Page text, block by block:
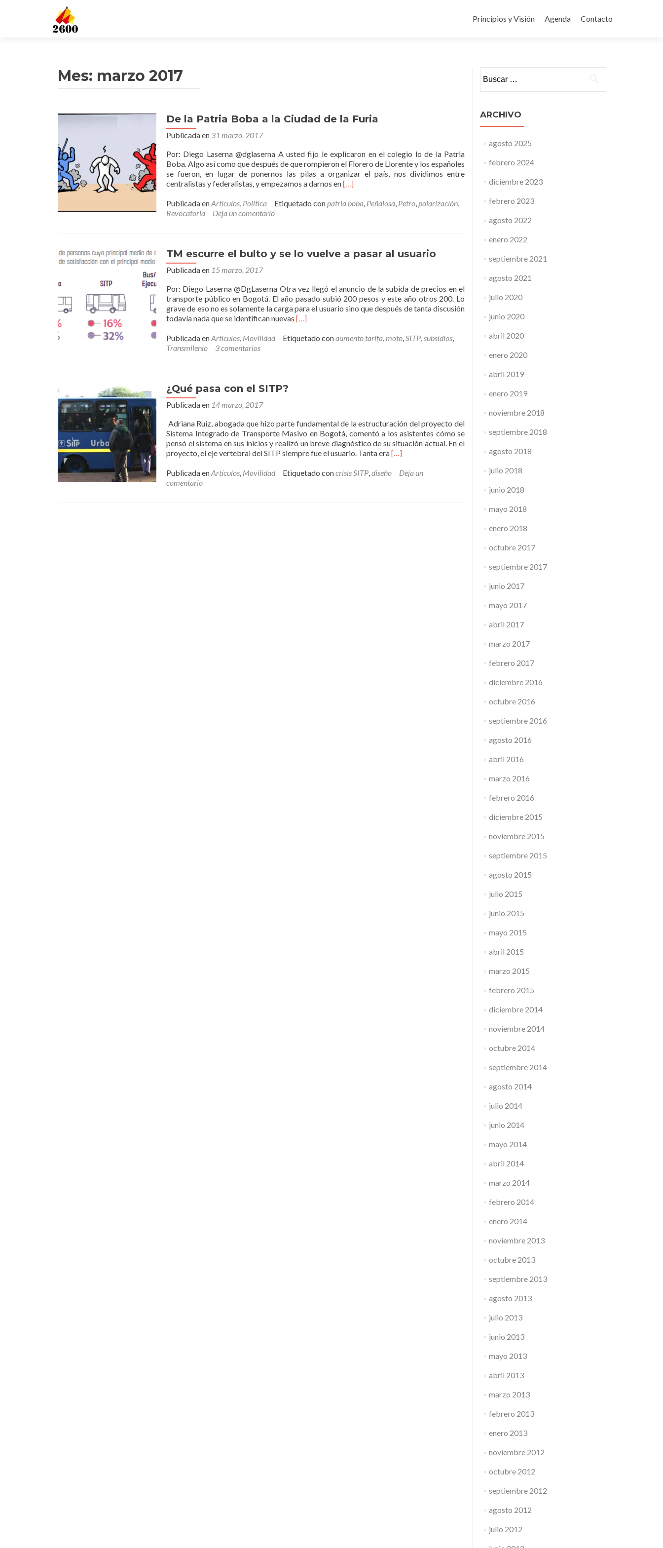
al
Principios y Visión Agenda Contacto
Mes: marzo 2017
De la Patria Boba a la Ciudad de la Furia
Publicada en 31 marzo, 2017
Por: Diego Laserna @dglaserna A usted fijo le explicaron en el colegio lo de la Patria
Boba. Algo así como que después de que rompieron el Florero de Llorente y los españoles
se fueron, en lugar de ponernos las pilas a organizar el país, nos dividimos entre
centralistas y federalistas, y empezamos a darnos enLeer
la
Ciudad
[…]
Publicada enArtículos, Política Etiquetado conpatria boba, Peñalosa, Petro,polarización,
Revocatoria
Deja un comentario
TM escurre el bulto y se lo vuelve a pasar al usuario
Publicada en 15 marzo, 2017
Por: Diego Laserna @DgLaserna Otra vez llegó el anuncio de la subida de precios en el
transporte público en Bogotá. El año pasado subió 200 pesos y este año otros 200. Lo
grave de eso no es solamente la carga para el usuario sino que después de tanta discusión
todavía nada que se identifican nuevas Leer
escurre
al
usuario
[…]
Publicada enArtículos, Movilidad Etiquetado conaumento tarifa,moto,SITP,subsidios,
Transmilenio
3 comentarios
¿Qué pasa con el SITP?
Publicada en 14 marzo, 2017
Adriana Ruiz, abogada que hizo parte fundamental de la estructuración del proyecto del
Sistema Integrado de Transporte Masivo en Bogotá, comentó a los asistentes cómo se
pensó el sistema en sus inicios y realizó un breve diagnóstico de su situación actual. En el
proyecto, el eje vertebral del SITP siempre fue el usuario. Tanta eraLeer
pasa
[…]
Publicada enArtículos, Movilidad Etiquetado concrisis SITP,diseño
Deja un
comentario
ARCHIVO
agosto 2025
febrero 2024
diciembre 2023
febrero 2023
agosto 2022
enero 2022
septiembre 2021
agosto 2021
julio 2020
junio 2020
abril 2020
enero 2020
abril 2019
enero 2019
noviembre 2018
septiembre 2018
agosto 2018
julio 2018
junio 2018
mayo 2018
enero 2018
octubre 2017
septiembre 2017
junio 2017
mayo 2017
abril 2017
marzo 2017
febrero 2017
diciembre 2016
octubre 2016
septiembre 2016
agosto 2016
abril 2016
marzo 2016
febrero 2016
diciembre 2015
noviembre 2015
septiembre 2015
agosto 2015
julio 2015
junio 2015
mayo 2015
abril 2015
marzo 2015
febrero 2015
diciembre 2014
noviembre 2014
octubre 2014
septiembre 2014
agosto 2014
julio 2014
junio 2014
mayo 2014
abril 2014
marzo 2014
febrero 2014
enero 2014
noviembre 2013
octubre 2013
septiembre 2013
agosto 2013
julio 2013
junio 2013
mayo 2013
abril 2013
marzo 2013
febrero 2013
enero 2013
noviembre 2012
octubre 2012
septiembre 2012
agosto 2012
julio 2012